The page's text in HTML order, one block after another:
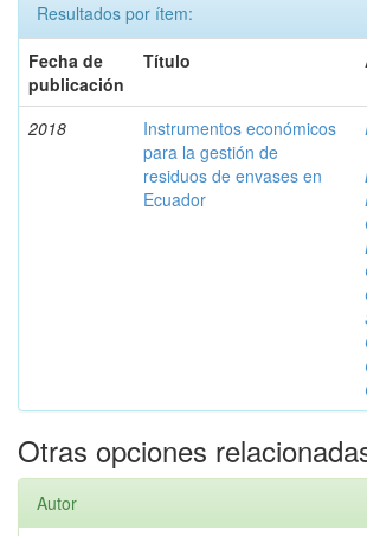
Resultados por ítem:
Fecha de
publicación
Título
2018
Instrumentos económicos
para la gestión de
residuos de envases en
Ecuador
Otras opciones
Autor